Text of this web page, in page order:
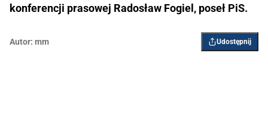
konferencji prasowej Radosław Fogiel, poseł PiS.
Autor: mm Udostępnij